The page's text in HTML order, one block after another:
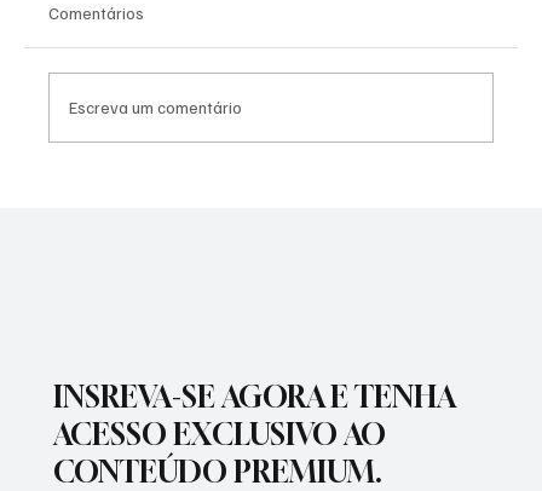
Comentários
Escreva um comentário
INSREVA-SE AGORA E TENHA
ACESSO EXCLUSIVO AO
CONTEÚDO PREMIUM.